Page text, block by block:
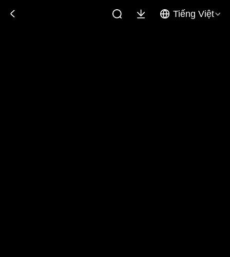
Tiếng Việt